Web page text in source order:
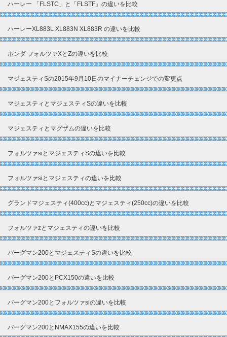
ハーレー 「FLSTC」と「FLSTF」の違いを比較
ハーレーXL883L XL883N XL883R の違いを比較
ホンダ フォルツァXとZの違いを比較
マジェスティSの2015年9月10日のマイナーチェンジでの変更点
マジェスティとマジェスティSの違いを比較
マジェスティとマグザムの違いを比較
フォルツァsiとマジェスティSの違いを比較
フォルツァsiとマジェスティの違いを比較
グランドマジェスティ(400cc)とマジェスティ(250cc)の違いを比較
フォルツァzとマジェスティの違いを比較
バーグマン200とマジェスティSの違いを比較
バーグマン200とPCX150の違いを比較
バーグマン200とフォルツァsiの違いを比較
バーグマン200とNMAX155の違いを比較